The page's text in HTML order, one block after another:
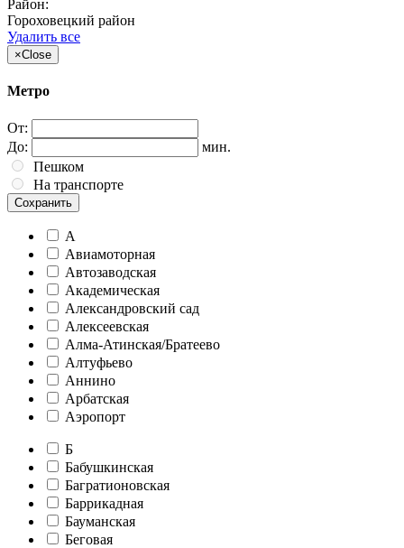
Район:
Гороховецкий район
Удалить все
×Close
Метро
От:
До:
мин.
Пешком
На транспорте
Сохранить
А
Авиамоторная
Автозаводская
Академическая
Александровский сад
Алексеевская
Алма-Атинская/Братеево
Алтуфьево
Аннино
Арбатская
Аэропорт
Б
Бабушкинская
Багратионовская
Баррикадная
Бауманская
Беговая